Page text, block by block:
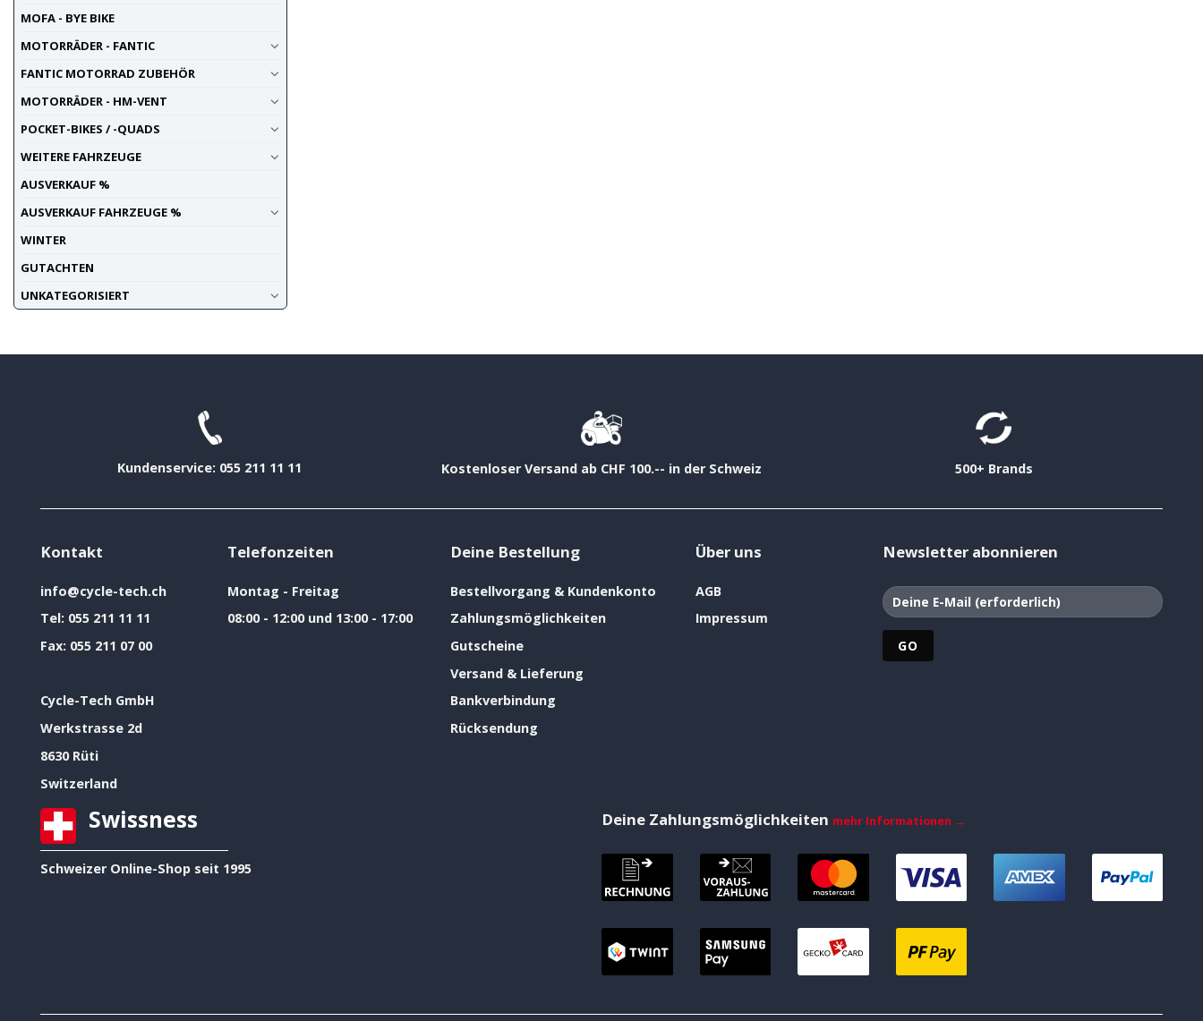
MOFA - BYE BIKE
MOTORRÄDER - FANTIC
FANTIC MOTORRAD ZUBEHÖR
MOTORRÄDER - HM-VENT
POCKET-BIKES / -QUADS
WEITERE FAHRZEUGE
AUSVERKAUF %
AUSVERKAUF FAHRZEUGE %
WINTER
GUTACHTEN
UNKATEGORISIERT
Kundenservice: 055 211 11 11 Kostenloser Versand ab CHF 100.-- in der Schweiz 500+ Brands
Kontakt
info@cycle-tech.ch
Tel: 055 211 11 11
Fax: 055 211 07 00
Cycle-Tech GmbH
Werkstrasse 2d
8630 Rüti
Switzerland
Telefonzeiten
Montag - Freitag
08:00 - 12:00 und 13:00 - 17:00
Deine Bestellung
Bestellvorgang & Kundenkonto
Zahlungsmöglichkeiten
Gutscheine
Versand & Lieferung
Bankverbindung
Rücksendung
Über uns
AGB
Impressum
Newsletter abonnieren
Swissness
Schweizer Online-Shop seit 1995
Deine Zahlungsmöglichkeiten mehr Informationen →